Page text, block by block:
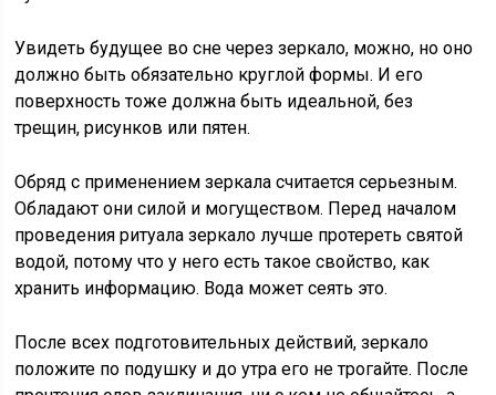
Увидеть будущее во сне через зеркало, можно, но оно
должно быть обязательно круглой формы. И его
поверхность тоже должна быть идеальной, без
трещин, рисунков или пятен.
Обряд с применением зеркала считается серьезным.
Обладают они силой и могуществом. Перед началом
проведения ритуала зеркало лучше протереть святой
водой, потому что у него есть такое свойство, как
хранить информацию. Вода может сеять это.
После всех подготовительных действий, зеркало
положите по подушку и до утра его не трогайте. После